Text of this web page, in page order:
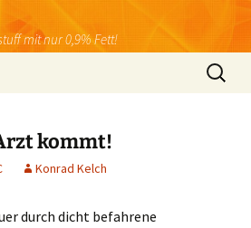
mit nur 0,9% Fett!
Suchen
nach:
kommt!
Konrad Kelch
durch dicht befahrene